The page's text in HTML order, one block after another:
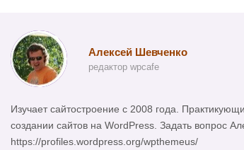
Алексей Шевченко
редактор wpcafe
Изучает сайтостроение с 2008 года.
создании сайтов на WordPress. Задать вопрос
https://profiles.wordpress.org/wpthemeus/